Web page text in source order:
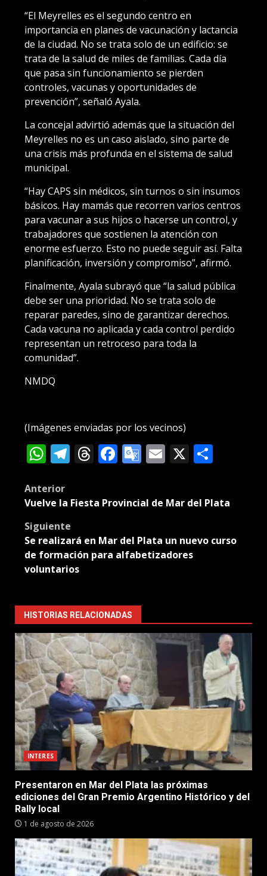
“El Meyrelles es el segundo centro en
importancia en planes de vacunación y lactancia
de la ciudad. No se trata solo de un edificio: se
trata de la salud de miles de familias. Cada día
que pasa sin funcionamiento se pierden
controles, vacunas y oportunidades de
prevención”, señaló Ayala.
La concejal advirtió además que la situación del
Meyrelles no es un caso aislado, sino parte de
una crisis más profunda en el sistema de salud
municipal.
“Hay CAPS sin médicos, sin turnos o sin insumos
básicos. Hay mamás que recorren varios centros
para vacunar a sus hijos o hacerse un control, y
trabajadores que sostienen la atención con
enorme esfuerzo. Esto no puede seguir así. Falta
planificación, inversión y compromiso”, afirmó.
Finalmente, Ayala subrayó que “la salud pública
debe ser una prioridad. No se trata solo de
reparar paredes, sino de garantizar derechos.
Cada vacuna no aplicada y cada control perdido
representan un retroceso para toda la
comunidad”.
NMDQ
(Imágenes enviadas por los vecinos)
WhatsApp
Telegram
Threads
Facebook
Google
Email
X
Post
Anterior
Vuelve la Fiesta Provincial de Mar del Plata
Siguiente
Se realizará en Mar del Plata un nuevo curso
de formación para alfabetizadores
voluntarios
HISTORIAS RELACIONADAS
INTERES
Presentaron en Mar del Plata las próximas
ediciones del Gran Premio Argentino Histórico y del
Rally local
1 de agosto de 2026